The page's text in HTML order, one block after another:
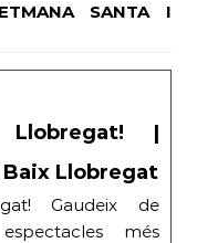
SANTA I
Llobregat! |
Llobregat
Gaudeix de
més